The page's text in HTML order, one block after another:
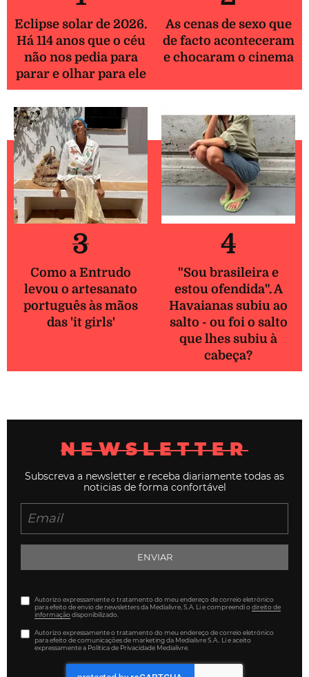
Eclipse solar de 2026.
Há 114 anos que o céu
não nos pedia para
parar e olhar para ele
As cenas de sexo que
de facto aconteceram
e chocaram o cinema
3
Como a Entrudo
levou o artesanato
português às mãos
das 'it girls'
4
"Sou brasileira e
estou ofendida". A
Havaianas subiu ao
salto - ou foi o salto
que lhes subiu à
cabeça?
NEWSLETTER
Subscreva a newsletter e receba diariamente todas as
noticias de forma confortável
ENVIAR
Autorizo expressamente o tratamento do meu endereço de correio eletrónico
para efeito de envio de newsletters da Medialivre, S.A. Li e compreendi odireito de
informaçãodisponibilizado.
Autorizo expressamente o tratamento do meu endereço de correio eletrónico
para efeito de comunicações de marketing da Medialivre S.A.. Li e aceito
expressamente a Política de Privacidade Medialivre.